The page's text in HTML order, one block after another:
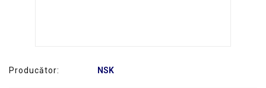
Producător: NSK